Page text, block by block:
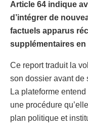
Article 64 indique
d’intégrer de
factuels apparus
supplémentaires
Ce report traduit la
son dossier avant de
La plateforme
une procédure
plan politique et